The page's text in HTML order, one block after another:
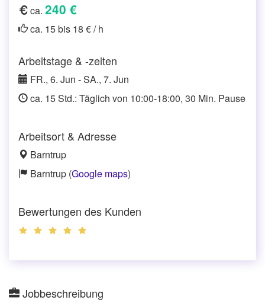
ca. 240 €
ca. 15 bis 18 € / h
Arbeitstage & -zeiten
FR., 6. Jun - SA., 7. Jun
ca. 15 Std.: Täglich von 10:00-18:00, 30 Min. Pause
Arbeitsort & Adresse
Barntrup
Barntrup (Google maps)
Bewertungen des Kunden
Jobbeschreibung